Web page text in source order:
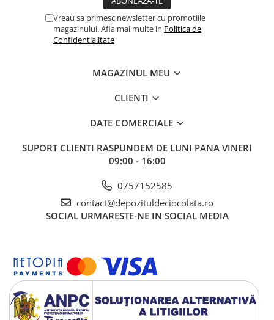
Vreau sa primesc newsletter cu promotiile
magazinului. Afla mai multe in Politica de
Confidentialitate
MAGAZINUL MEU
CLIENTI
DATE COMERCIALE
SUPORT CLIENTI RASPUNDEM DE LUNI PANA VINERI
09:00 - 16:00
0757152585
contact@depozituldeciocolata.ro
SOCIAL URMARESTE-NE IN SOCIAL MEDIA